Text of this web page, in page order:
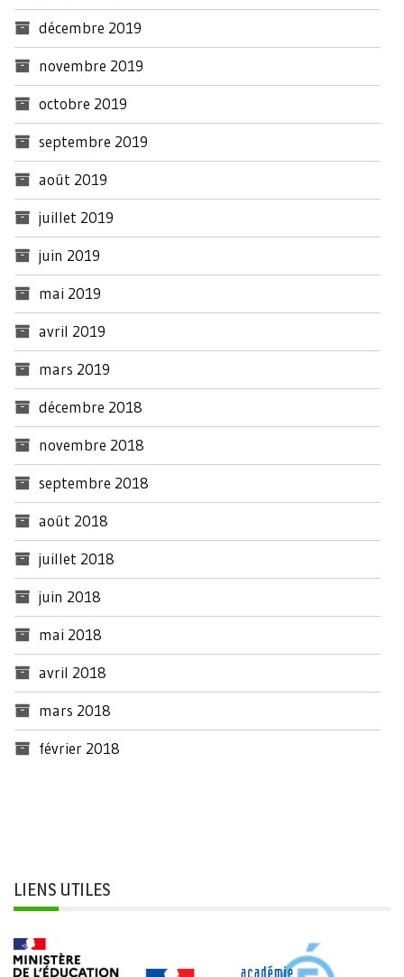
décembre 2019
novembre 2019
octobre 2019
septembre 2019
août 2019
juillet 2019
juin 2019
mai 2019
avril 2019
mars 2019
décembre 2018
novembre 2018
septembre 2018
août 2018
juillet 2018
juin 2018
mai 2018
avril 2018
mars 2018
février 2018
LIENS UTILES